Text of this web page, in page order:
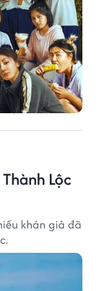
Lộc
khán giả đã